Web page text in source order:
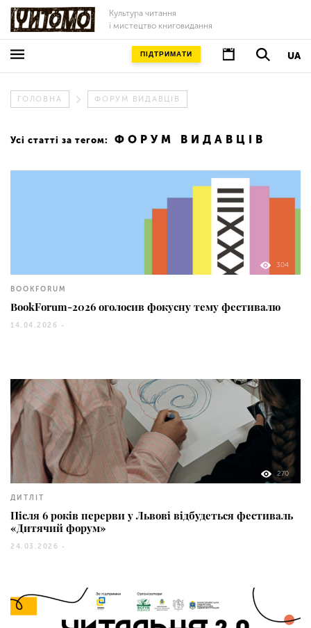
Культура читання
і мистецтво книговидання
UA
ПІДТРИМАТИ
ГОЛОВНА ФОРУМ ВИДАВЦІВ
Усі статті за тегом: ФОРУМ ВИДАВЦІВ
304
BOOKFORUM
BookForum-2026 оголосив фокусну тему фестивалю
14.04.2026 -
270
ДИТЛІТ
Після 6 років перерви у Львові відбудеться фестиваль
«Дитячий форум»
24.03.2026 -